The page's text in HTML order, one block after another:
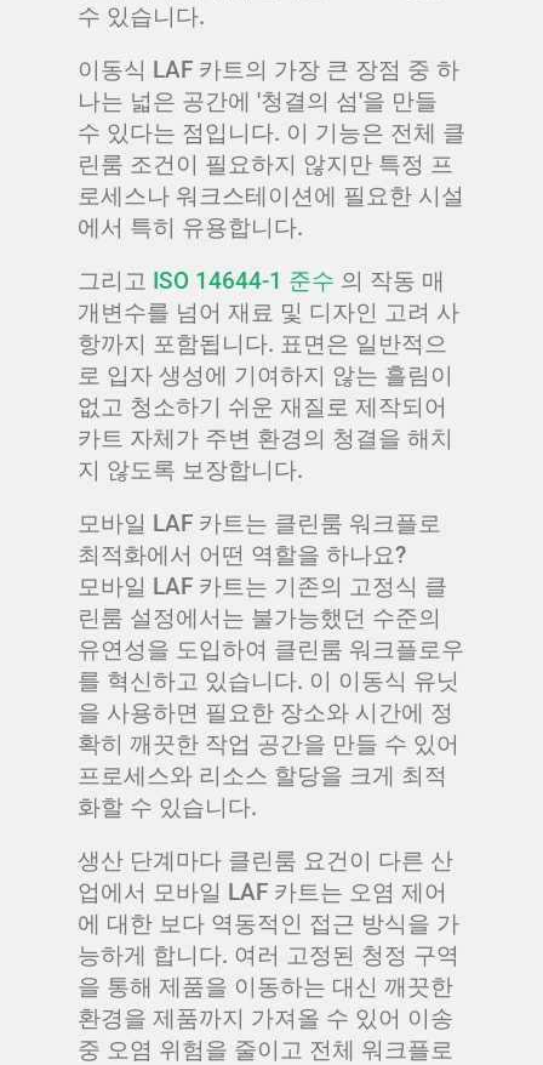
수 있습니다.
이동식 LAF 카트의 가장 큰 장점 중 하
나는 넓은 공간에 '청결의 섬'을 만들
수 있다는 점입니다. 이 기능은 전체 클
린룸 조건이 필요하지 않지만 특정 프
로세스나 워크스테이션에 필요한 시설
에서 특히 유용합니다.
그리고 ISO 14644-1 준수 의 작동 매
개변수를 넘어 재료 및 디자인 고려 사
항까지 포함됩니다. 표면은 일반적으
로 입자 생성에 기여하지 않는 흘림이
없고 청소하기 쉬운 재질로 제작되어
카트 자체가 주변 환경의 청결을 해치
지 않도록 보장합니다.
모바일 LAF 카트는 클린룸 워크플로
최적화에서 어떤 역할을 하나요?
모바일 LAF 카트는 기존의 고정식 클
린룸 설정에서는 불가능했던 수준의
유연성을 도입하여 클린룸 워크플로우
를 혁신하고 있습니다. 이 이동식 유닛
을 사용하면 필요한 장소와 시간에 정
확히 깨끗한 작업 공간을 만들 수 있어
프로세스와 리소스 할당을 크게 최적
화할 수 있습니다.
생산 단계마다 클린룸 요건이 다른 산
업에서 모바일 LAF 카트는 오염 제어
에 대한 보다 역동적인 접근 방식을 가
능하게 합니다. 여러 고정된 청정 구역
을 통해 제품을 이동하는 대신 깨끗한
환경을 제품까지 가져올 수 있어 이송
중 오염 위험을 줄이고 전체 워크플로